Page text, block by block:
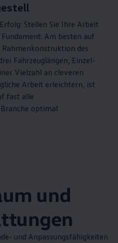
Stellen Sie Ihre Arbeit
Am besten auf
des
Fahrzeuglängen, Einzel-
Vielzahl an cleveren
Arbeit erleichtern, ist
fast alle
optimal
und
und Anpassungsfähigkeiten